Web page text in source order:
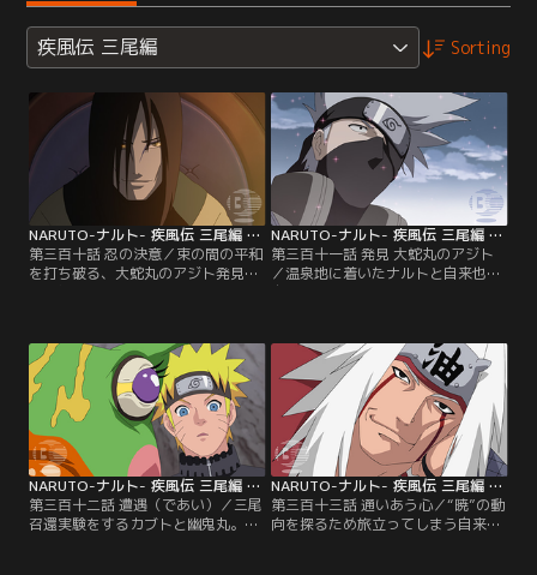
疾風伝 三尾編 Sorting
NARUTO-ナルト- 疾風伝 三尾編 第310話
第三百十話 忍の決意／束の間の平和
を打ち破る、大蛇丸のアジト発見の
術を伝授してもらうため、ともに温
泉郷へと旅立つ。その頃、遠く離れ
た地では大蛇丸の女配下、紅蓮が大
蛇丸から与えられた任務遂行のた
め、部下の選抜を開始する。【提
供：バンダイチャンネル】
NARUTO-ナルト- 疾風伝 三尾編 第311話
第三百十一話 発見 大蛇丸のアジト
／温泉地に着いたナルトと自来也。
自来也はナルトに風遁螺旋手裏剣に
せされたのは、三年間の修業期間で
ナルトと決定的にウマがあわなかっ
た忍ガマのガマ力さんだった。一
方、紅蓮の後をひそかに追尾するカ
カシたちだが…。【提供：バンダイ
チャンネル】
NARUTO-ナルト- 疾風伝 三尾編 第312話
第三百十二話 遭遇（であい）／三尾
召還実験をするカブトと幽鬼丸。消
NARUTO-ナルト- 疾風伝 三尾編 第313話
第三百十三話 通いあう心／“暁”の動
向を探るため旅立ってしまう自来